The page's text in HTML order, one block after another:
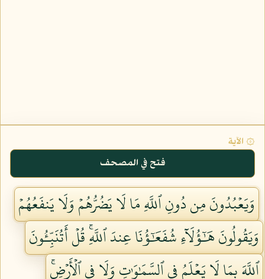
۞ الآية
فتح في المصحف
وَيَعۡبُدُونَ مِن دُونِ ٱللَّهِ مَا لَا يَضُرُّهُمۡ وَلَا يَنفَعُهُمۡ
وَيَقُولُونَ هَٰٓؤُلَآءِ شُفَعَٰٓؤُنَا عِندَ ٱللَّهِۚ قُلۡ أَتُنَبِّـُٔونَ
ٱللَّهَ بِمَا لَا يَعۡلَمُ فِي ٱلسَّمَٰوَٰتِ وَلَا فِي ٱلۡأَرۡضِۚ